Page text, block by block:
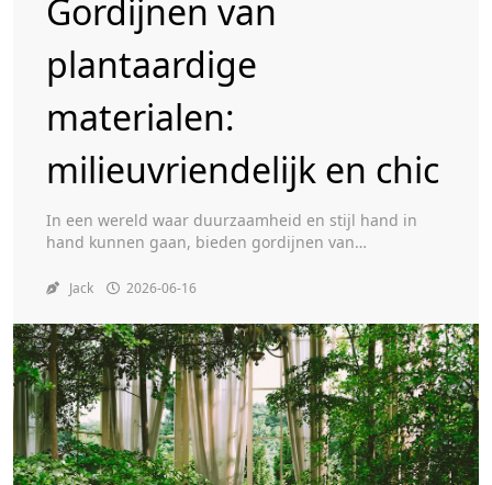
Toggle
Gordijnen van
plantaardige
materialen:
milieuvriendelijk en chic
In een wereld waar duurzaamheid en stijl hand in
hand kunnen gaan, bieden gordijnen van
milieuvriendelijkheid en elegantie. Deze gordijnen
voordelen en esthetische veelzijdigheid. Belangrijkste
punten Gordijnen van plantenvezels zijn zowel
milieuvriendelijk als stijlvol. Natuurlijke materialen
zoals hennep, bamboe en linnen verbeteren […]
Jack 2026-06-16